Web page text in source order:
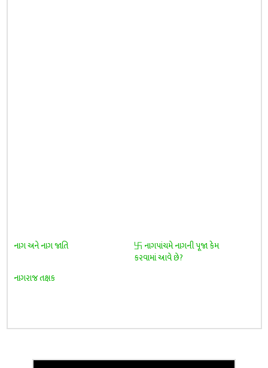
નાગ અને નાગ જાતિ
卐 નાગપાંચમે નાગની પૂજા કેમ
કરવામાં આવે છે?
નાગરાજ તક્ષક